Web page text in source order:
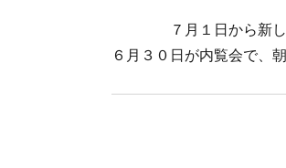
７月１日から新
６月３０日が内覧会で、